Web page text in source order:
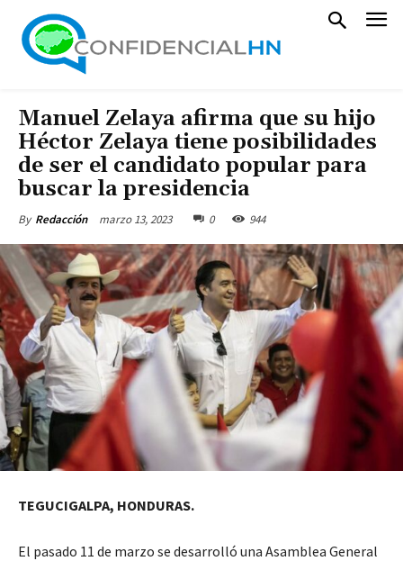
Manuel Zelaya afirma que su hijo
Héctor Zelaya tiene posibilidades
de ser el candidato popular para
buscar la presidencia
By Redacción marzo 13, 2023 0 944
TEGUCIGALPA, HONDURAS.
El pasado 11 de marzo se desarrolló una Asamblea General